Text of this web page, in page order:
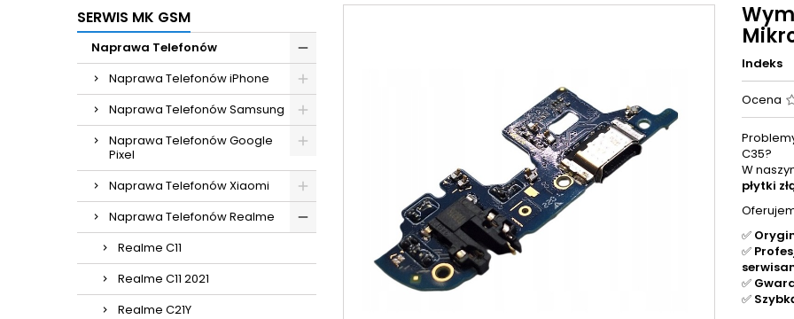
SERWIS MK GSM
Naprawa Telefonów
Naprawa Telefonów iPhone
Naprawa Telefonów Samsung
Naprawa Telefonów Google
Pixel
Naprawa Telefonów Xiaomi
Naprawa Telefonów Realme
Realme C11
Realme C11 2021
Realme C21Y
Indeks
Ocena
C35?
W
płytki
✅
✅
✅
✅